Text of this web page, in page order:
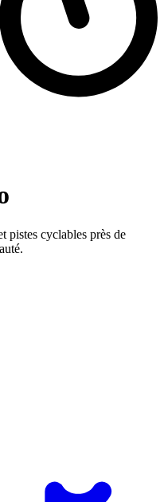
pistes cyclables près de